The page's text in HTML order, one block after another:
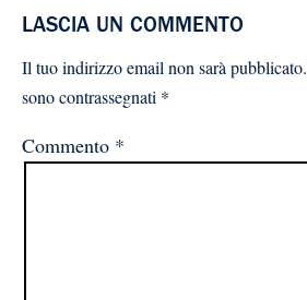
LASCIA UN COMMENTO
Il tuo indirizzo email non sarà pubblicato.
sono contrassegnati *
Commento *